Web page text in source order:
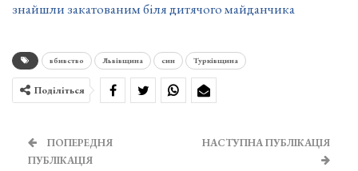
знайшли закатованим біля дитячого майданчика
вбивство Львівщина син Турківщина
Поділіться
ПОПЕРЕДНЯ
ПУБЛІКАЦІЯ
НАСТУПНА ПУБЛІКАЦІЯ